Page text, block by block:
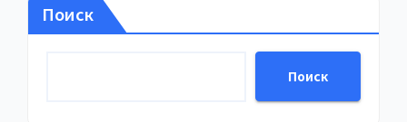
Поиск
Поиск